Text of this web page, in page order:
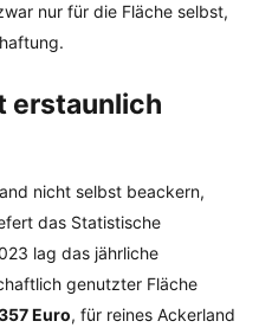
nur für die Fläche selbst,
erstaunlich
nicht selbst beackern,
das Statistische
lag das jährliche
genutzter Fläche
Euro, für reines Ackerland